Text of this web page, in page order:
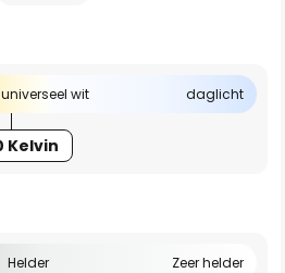
universeel wit daglicht
Kelvin
Helder Zeer helder